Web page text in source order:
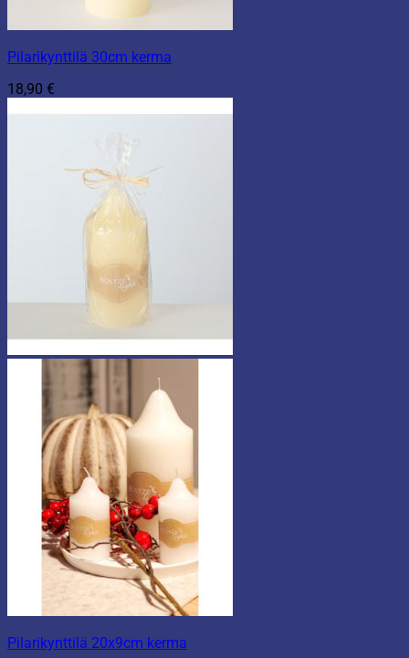
Pilarikynttilä 30cm kerma
18,90 €
Pilarikynttilä 20x9cm kerma